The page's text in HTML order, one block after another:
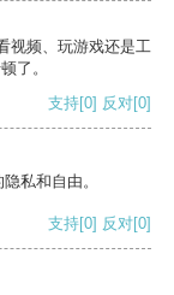
视频、玩游戏还是工
了。
支持[0] 反对[0]
私和自由。
支持[0] 反对[0]